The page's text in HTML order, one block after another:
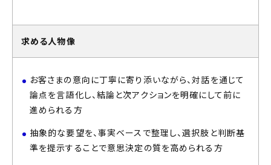
求める人物像
お客さまの意向に丁寧に寄り添いながら、対話を通じて
論点を言語化し、結論と次アクションを明確にして前に
進められる方
抽象的な要望を、事実ベースで整理し、選択肢と判断基
準を提示することで意思決定の質を高められる方